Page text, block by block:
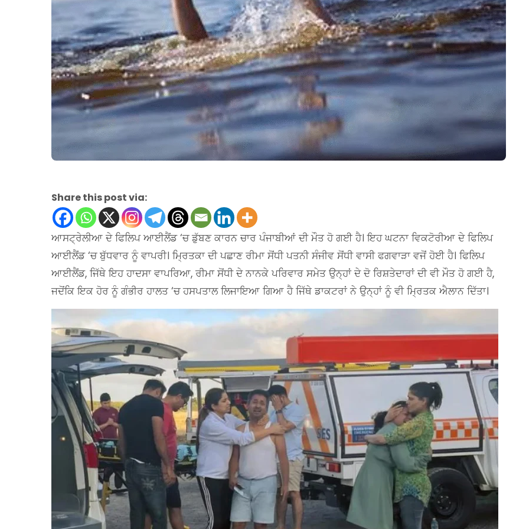
Share this post via:
ਆਸਟ੍ਰੇਲੀਆ ਦੇ ਫਿਲਿਪ ਆਈਲੈਂਡ ‘ਚ ਡੁੱਬਣ ਕਾਰਨ ਚਾਰ ਪੰਜਾਬੀਆਂ ਦੀ ਮੌਤ ਹੋ ਗਈ ਹੈ। ਇਹ ਘਟਨਾ ਵਿਕਟੋਰੀਆ ਦੇ ਫਿਲਿਪ
ਆਈਲੈਂਡ ‘ਚ ਬੁੱਧਵਾਰ ਨੂੰ ਵਾਪਰੀ। ਮ੍ਰਿਤਕਾ ਦੀ ਪਛਾਣ ਰੀਮਾ ਸੋਂਧੀ ਪਤਨੀ ਸੰਜੀਵ ਸੋਂਧੀ ਵਾਸੀ ਫਗਵਾੜਾ ਵਜੋਂ ਹੋਈ ਹੈ। ਫਿਲਿਪ
ਆਈਲੈਂਡ, ਜਿੱਥੇ ਇਹ ਹਾਦਸਾ ਵਾਪਰਿਆ, ਰੀਮਾ ਸੋਂਧੀ ਦੇ ਨਾਨਕੇ ਪਰਿਵਾਰ ਸਮੇਤ ਉਨ੍ਹਾਂ ਦੇ ਦੋ ਰਿਸ਼ਤੇਦਾਰਾਂ ਦੀ ਵੀ ਮੌਤ ਹੋ ਗਈ ਹੈ,
ਜਦੋਂਕਿ ਇਕ ਹੋਰ ਨੂੰ ਗੰਭੀਰ ਹਾਲਤ ‘ਚ ਹਸਪਤਾਲ ਲਿਜਾਇਆ ਗਿਆ ਹੈ ਜਿੱਥੇ ਡਾਕਟਰਾਂ ਨੇ ਉਨ੍ਹਾਂ ਨੂੰ ਵੀ ਮ੍ਰਿਤਕ ਐਲਾਨ ਦਿੱਤਾ।